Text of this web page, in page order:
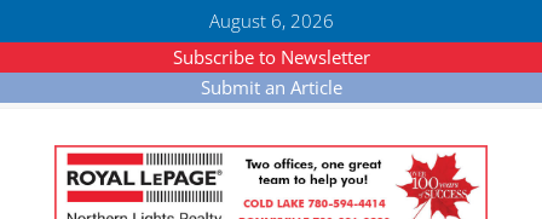
August 6, 2026
Subscribe to Newsletter
Submit an Article